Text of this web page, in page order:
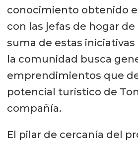
conocimiento obtenido
con las jefas de hogar de
suma de estas iniciativas
la comunidad busca
emprendimientos que
potencial turístico de
compañía.
El pilar de cercanía del